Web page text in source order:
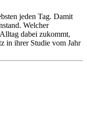
jeden Tag. Damit
Welcher
dabei zukommt,
in ihrer Studie vom Jahr